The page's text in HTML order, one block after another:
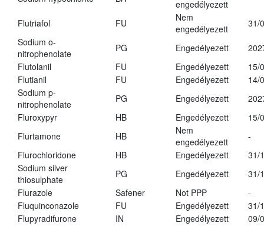
engedélyezett
Flutriafol
FU
Nem
engedélyezett
31/
Sodium o-
nitrophenolate
PG Engedélyezett
Flutolanil
FU Engedélyezett
15/
Flutianil
FU Engedélyezett
14/
Sodium p-
nitrophenolate
PG Engedélyezett
Fluroxypyr
HB Engedélyezett
15/
Flurtamone
HB
Nem
engedélyezett
-
Flurochloridone
HB Engedélyezett
31/
Sodium silver
thiosulphate
PG Engedélyezett
31/
Flurazole
Safener Not PPP
-
Fluquinconazole
FU Engedélyezett
31/
Flupyradifurone
IN Engedélyezett
09/